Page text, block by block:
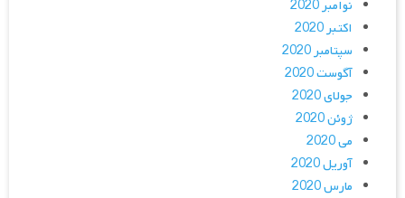
نوامبر 2020
اکتبر 2020
سپتامبر 2020
آگوست 2020
جولای 2020
ژوئن 2020
می 2020
آوریل 2020
مارس 2020